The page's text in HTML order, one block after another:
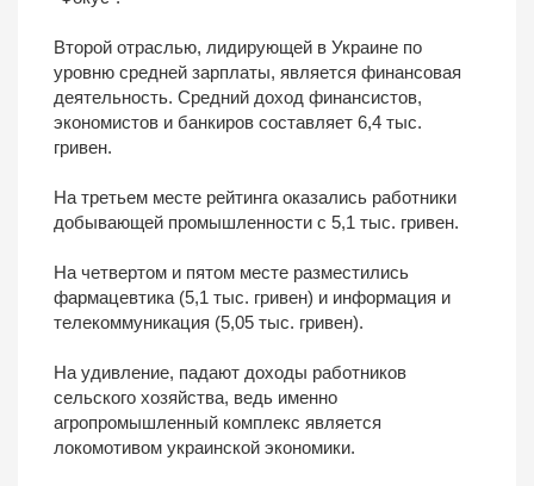
Второй отраслью, лидирующей в Украине по
уровню средней зарплаты, является финансовая
деятельность. Средний доход финансистов,
экономистов и банкиров составляет 6,4 тыс.
гривен.
На третьем месте рейтинга оказались работники
добывающей промышленности с 5,1 тыс. гривен.
На четвертом и пятом месте разместились
фармацевтика (5,1 тыс. гривен) и информация и
телекоммуникация (5,05 тыс. гривен).
На удивление, падают доходы работников
сельского хозяйства, ведь именно
агропромышленный комплекс является
локомотивом украинской экономики.